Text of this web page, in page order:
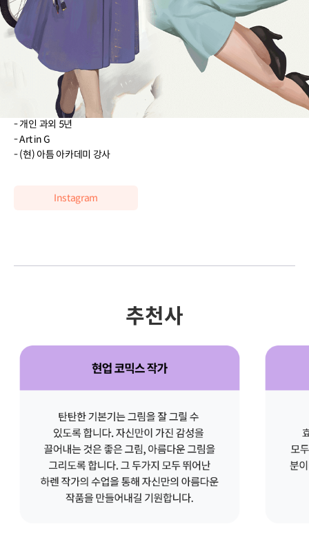
[이력]
- Loadcomplete 그래픽 디자인 및 기획
- Wemade 컨셉 아티스트
- 4:33 Factorial Games 컨셉 아티스트
- Gamevil 컨셉 아티스트
- 그 외 Blizzard, NHN, Wemade, Actoz 등 협업
- 개인 과외 5년
- Art in G
- (현) 아틈 아카데미 강사
Instagram
추천사